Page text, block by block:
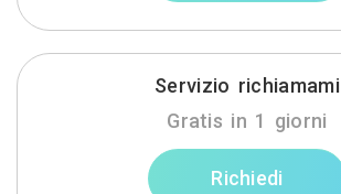
Servizio richiamami
Gratis in 1 giorni
Richiedi